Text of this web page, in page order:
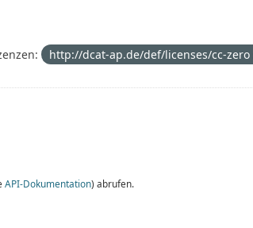
http://dcat-ap.de/def/licenses/cc-zero
API-Dokumentation) abrufen.